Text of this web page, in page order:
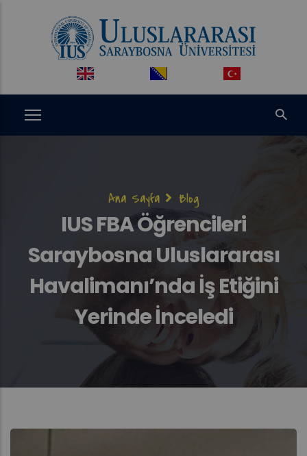
Sayfa
yolu
Ana Sayfa Blog
IUS FBA Öğrencileri
Saraybosna Uluslararası
Havalimanı’nda İş Etiğini
Yerinde İnceledi